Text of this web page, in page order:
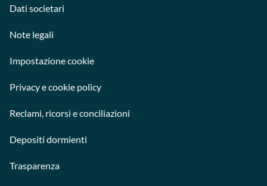
Dati societari
Note legali
Impostazione cookie
Privacy e cookie policy
Reclami, ricorsi e conciliazioni
Depositi dormienti
Trasparenza